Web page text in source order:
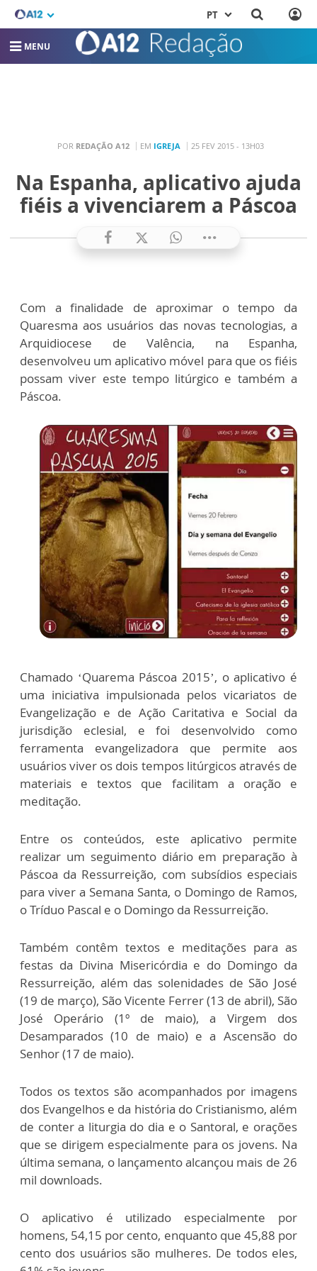
PT
MENU
POR REDAÇÃO A12 EM IGREJA 25 FEV 2015 - 13H03
Na Espanha, aplicativo ajuda
fiéis a vivenciarem a Páscoa
Com a finalidade de aproximar o tempo da
Quaresma aos usuários das novas tecnologias, a
Arquidiocese de Valência, na Espanha,
desenvolveu um aplicativo móvel para que os fiéis
possam viver este tempo litúrgico e também a
Páscoa.
Chamado ‘Quarema Páscoa 2015’, o aplicativo é
uma iniciativa impulsionada pelos vicariatos de
Evangelização e de Ação Caritativa e Social da
jurisdição eclesial, e foi desenvolvido como
ferramenta evangelizadora que permite aos
usuários viver os dois tempos litúrgicos através de
materiais e textos que facilitam a oração e
meditação.
Entre os conteúdos, este aplicativo permite
realizar um seguimento diário em preparação à
Páscoa da Ressurreição, com subsídios especiais
para viver a Semana Santa, o Domingo de Ramos,
o Tríduo Pascal e o Domingo da Ressurreição.
Também contêm textos e meditações para as
festas da Divina Misericórdia e do Domingo da
Ressurreição, além das solenidades de São José
(19 de março), São Vicente Ferrer (13 de abril), São
José Operário (1º de maio), a Virgem dos
Desamparados (10 de maio) e a Ascensão do
Senhor (17 de maio).
Todos os textos são acompanhados por imagens
dos Evangelhos e da história do Cristianismo, além
de conter a liturgia do dia e o Santoral, e orações
que se dirigem especialmente para os jovens. Na
última semana, o lançamento alcançou mais de 26
mil downloads.
O aplicativo é utilizado especialmente por
homens, 54,15 por cento, enquanto que 45,88 por
cento dos usuários são mulheres. De todos eles,